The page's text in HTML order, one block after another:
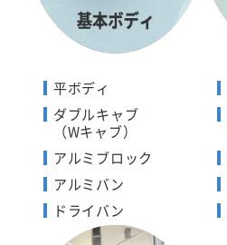
平ボディ
ダブルキャブ
（Wキャブ）
アルミブロック
アルミバン
ドライバン